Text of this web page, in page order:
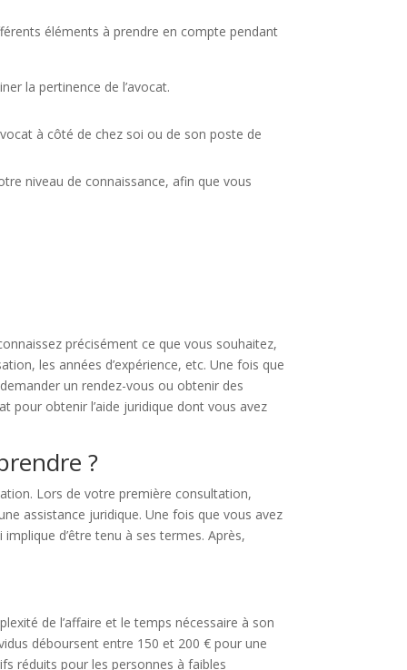
éléments à prendre en compte pendant
la pertinence de l’avocat.
à côté de chez soi ou de son poste de
niveau de connaissance, afin que vous
précisément ce que vous souhaitez,
les années d’expérience, etc. Une fois que
un rendez-vous ou obtenir des
pour obtenir l’aide juridique dont vous avez
?
Lors de votre première consultation,
assistance juridique. Une fois que vous avez
d’être tenu à ses termes. Après,
de l’affaire et le temps nécessaire à son
déboursent entre 150 et 200 € pour une
réduits pour les personnes à faibles